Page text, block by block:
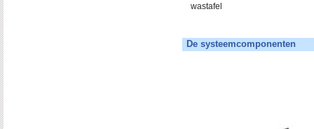
wastafel
De systeemcomponenten